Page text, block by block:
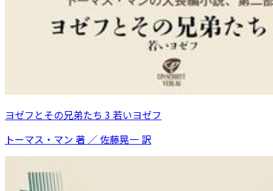
ヨゼフとその兄弟たち 3 若いヨゼフ
トーマス・マン 著 ／ 佐藤晃一 訳